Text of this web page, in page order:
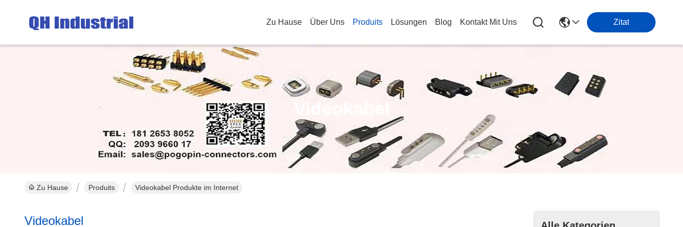
Zu Hause Über Uns Produits Lösungen Blog Kontakt Mit Uns Zitat
Zu Hause Produits Videokabel Produkte im Internet
Videokabel